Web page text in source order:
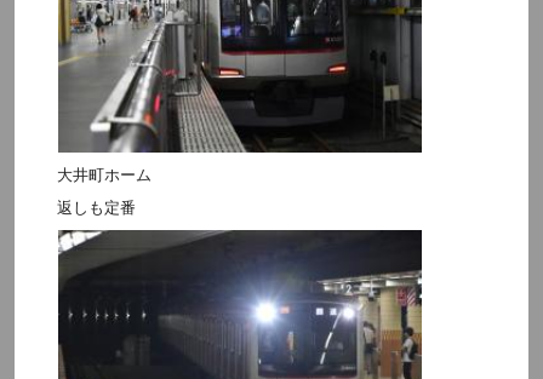
大井町ホーム
返しも定番